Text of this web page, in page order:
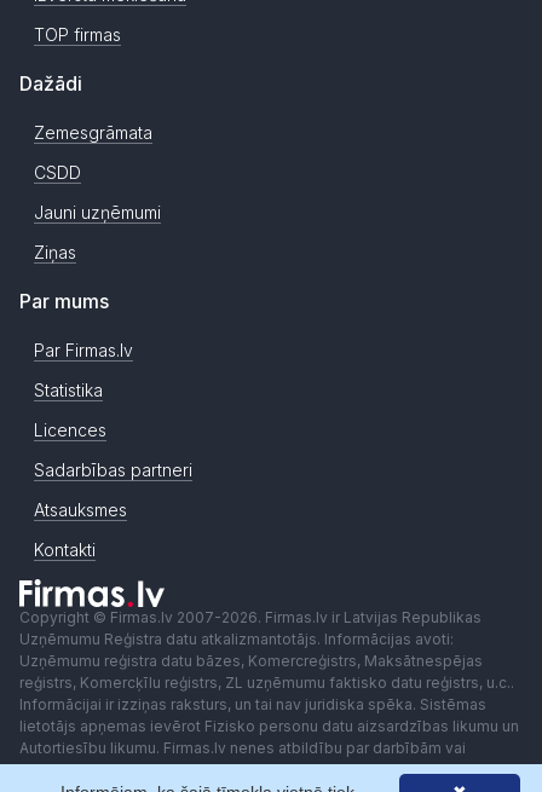
TOP firmas
Dažādi
Zemesgrāmata
CSDD
Jauni uzņēmumi
Ziņas
Par mums
Par Firmas.lv
Statistika
Licences
Sadarbības partneri
Atsauksmes
Kontakti
Copyright © Firmas.lv 2007-2026. Firmas.lv ir Latvijas Republikas
Uzņēmumu Reģistra datu atkalizmantotājs. Informācijas avoti:
Uzņēmumu reģistra datu bāzes, Komercreģistrs, Maksātnespējas
reģistrs, Komercķīlu reģistrs, ZL uzņēmumu faktisko datu reģistrs, u.c..
Informācijai ir izziņas raksturs, un tai nav juridiska spēka. Sistēmas
lietotājs apņemas ievērot Fizisko personu datu aizsardzības likumu un
Autortiesību likumu. Firmas.lv nenes atbildību par darbībām vai
lēmumiem, kas balstīti uz saņemto pakalpojumu. Lietotājam aizliegts